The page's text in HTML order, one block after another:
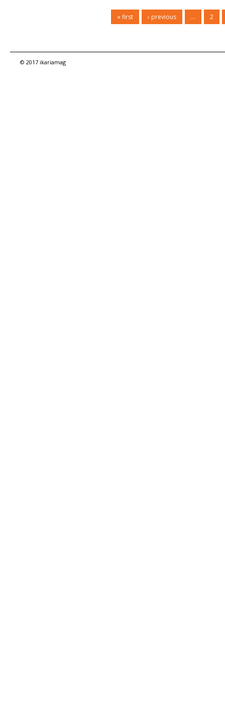
τα πανελλήνια όργανα των μεταφορέων.
« first ‹ previous … 2
© 2017 ikariamag